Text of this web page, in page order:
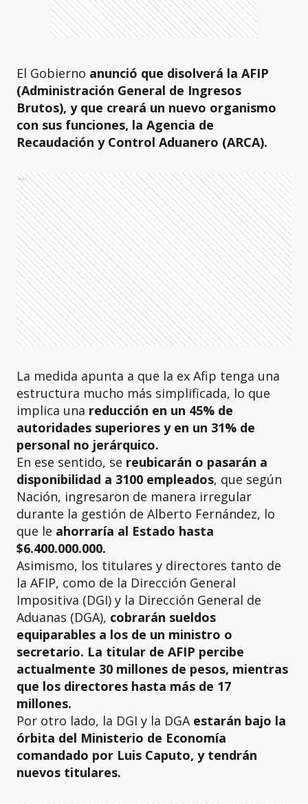
El Gobierno anunció que disolverá la AFIP
(Administración General de Ingresos
Brutos), y que creará un nuevo organismo
con sus funciones, la Agencia de
Recaudación y Control Aduanero (ARCA).
Ads
La medida apunta a que la ex Afip tenga una
estructura mucho más simplificada, lo que
implica una reducción en un 45% de
autoridades superiores y en un 31% de
personal no jerárquico.
En ese sentido, se reubicarán o pasarán a
disponibilidad a 3100 empleados, que según
Nación, ingresaron de manera irregular
durante la gestión de Alberto Fernández, lo
que le ahorraría al Estado hasta
$6.400.000.000.
Asimismo, los titulares y directores tanto de
la AFIP, como de la Dirección General
Impositiva (DGI) y la Dirección General de
Aduanas (DGA), cobrarán sueldos
equiparables a los de un ministro o
secretario. La titular de AFIP percibe
actualmente 30 millones de pesos, mientras
que los directores hasta más de 17
millones.
Por otro lado, la DGI y la DGA estarán bajo la
órbita del Ministerio de Economía
comandado por Luis Caputo, y tendrán
nuevos titulares.